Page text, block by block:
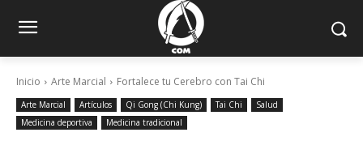
Inicio Arte Marcial Fortalece tu Cerebro con Tai Chi
Arte Marcial Artículos Qi Gong (Chi Kung) Tai Chi
Salud
Medicina deportiva
Medicina tradicional